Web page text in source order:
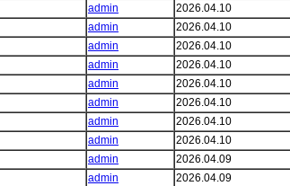
admin 2026.04.10
admin 2026.04.10
admin 2026.04.10
admin 2026.04.10
admin 2026.04.10
admin 2026.04.10
admin 2026.04.10
admin 2026.04.10
admin 2026.04.09
admin 2026.04.09